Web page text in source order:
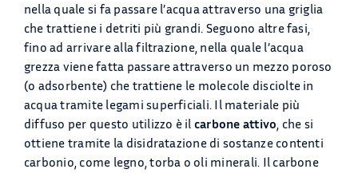
nella quale si fa passare l’acqua attraverso una griglia
che trattiene i detriti più grandi. Seguono altre fasi,
fino ad arrivare alla filtrazione, nella quale l’acqua
grezza viene fatta passare attraverso un mezzo poroso
(o adsorbente) che trattiene le molecole disciolte in
acqua tramite legami superficiali. Il materiale più
diffuso per questo utilizzo è il carbone attivo, che si
ottiene tramite la disidratazione di sostanze contenti
carbonio, come legno, torba o oli minerali. Il carbone